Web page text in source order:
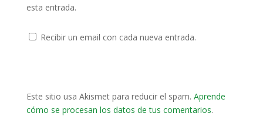
esta entrada.
Recibir un email con cada nueva entrada.
Este sitio usa Akismet para reducir el spam. Aprende
cómo se procesan los datos de tus comentarios.